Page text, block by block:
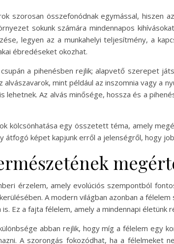
szorosan összefonódnak egymással, hiszen
sokunk számára mindennapos
legyen az a munkahelyi teljesítmény, a
ébredéseket okozhat.
a pihenésben rejlik; alapvető szerepet
alvászavarok, mint például az inszomnia vagy a
lehetnek. Az alvás minősége, hossza és a
kölcsönhatása egy összetett téma, amely
átfogó képet kapjunk erről a jelenségről, hogy
érzelem, amely evolúciós szempontból
A modern világban azonban a
Ez a fajta félelem, amely a mindennapi
abban rejlik, hogy míg a félelem egy
A szorongás fokozódhat, ha a félelmeket